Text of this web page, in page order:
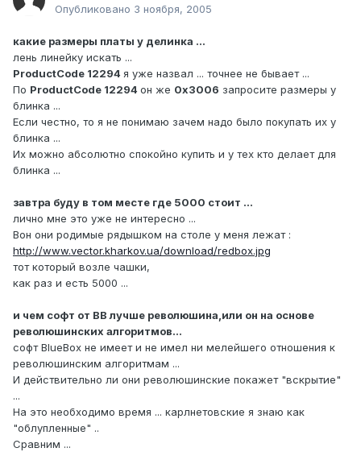
Опубликовано 3 ноября, 2005
какие размеры платы у делинка ...
лень линейку искать ...
ProductCode 12294 я уже назвал ... точнее не бывает ...
По ProductCode 12294 он же 0x3006 запросите размеры у
блинка ...
Если честно, то я не понимаю зачем надо было покупать их у
блинка ...
Их можно абсолютно спокойно купить и у тех кто делает для
блинка ...
завтра буду в том месте где 5000 стоит ...
лично мне это уже не интересно ...
Вон они родимые рядышком на столе у меня лежат :
http://www.vector.kharkov.ua/download/redbox.jpg
тот который возле чашки,
как раз и есть 5000 ...
и чем софт от ВВ лучше революшина,или он на основе
революшинских алгоритмов...
софт BlueBox не имеет и не имел ни мелейшего отношения к
революшинским алгоритмам ...
И действительно ли они революшинские покажет "вскрытие"
...
На это необходимо время ... карлнетовские я знаю как
"облупленные" ..
Сравним ...